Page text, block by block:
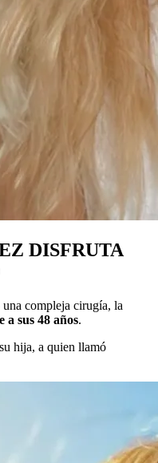
DISFRUTA
compleja cirugía, la
a sus 48 años.
hija, a quien llamó